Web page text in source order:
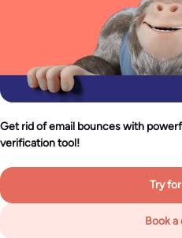
Get rid of email bounces with
verification tool!
Try
Book a